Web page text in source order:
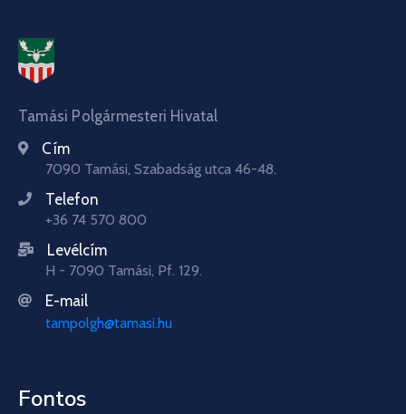
Tamási Polgármesteri Hivatal
Cím
7090 Tamási, Szabadság utca 46-48.
Telefon
+36 74 570 800
Levélcím
H - 7090 Tamási, Pf. 129.
E-mail
tampolgh@tamasi.hu
Fontos